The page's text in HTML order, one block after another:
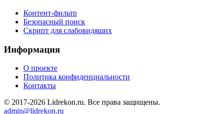
Контент-фильтр
Безопасный поиск
Скрипт для слабовидящих
Информация
О проекте
Политика конфиденциальности
Контакты
© 2017-2026 Lidrekon.ru. Все права защищены.
admin@lidrekon.ru